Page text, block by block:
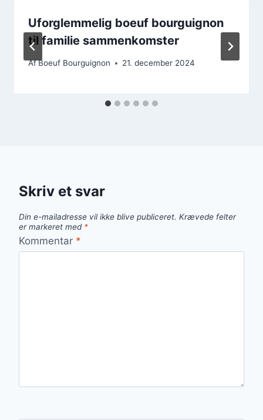
Uforglemmelig boeuf bourguignon
til familie sammenkomster
AfBoeuf Bourguignon 21. december 2024
Skriv et svar
Din e-mailadresse vil ikke blive publiceret. Krævede felter
er markeret med *
Kommentar *